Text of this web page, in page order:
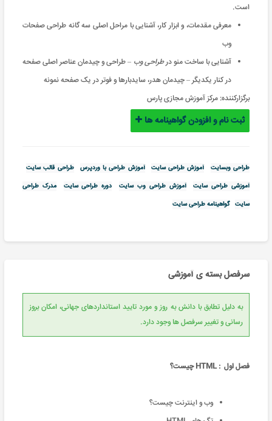
است.
معرفی مقدمات، و ابزار کار، آشنایی با مراحل اصلی سه گانه طراحی صفحات
وب
آشنایی با ساخت منو درطراحی وب – طراحی و چیدمان عناصر اصلی صفحه
در کنار یکدیگر – چیدمان هدر، سایدبارها و فوتر در یک صفحه نمونه
برگزارکننده: مرکز آموزش مجازی پارس
ثبت نام و افزودن گواهینامه ها
طراحی وبسایت آموزش طراحی سایت آموزش طراحی با وردپرس
طراحی قالب سایت
آموزشی طراحی سایت
آموزش طراحی وب سایت دوره طراحی سایت
مدرک طراحی
سایت گواهینامه طراحی سایت
سرفصل بسته ی آموزشی
به دلیل تطابق با دانش به روز و مورد تایید استانداردهای جهانی، امکان بروز
رسانی و تغییر سرفصل ها وجود دارد.
فصل اول : HTML چیست؟
وب و اینترنت چیست؟